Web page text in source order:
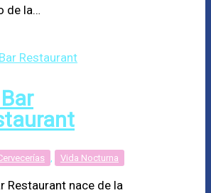
de la…
Vida Nocturna
Restaurant nace de la